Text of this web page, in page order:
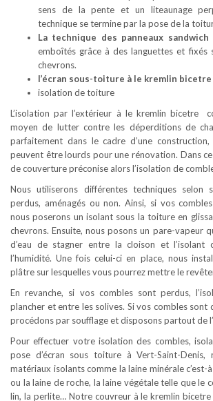
sens de la pente et un liteaunage
technique se termine par la pose de la
La technique des panneaux sandwich
emboîtés grâce à des languettes et fixés
chevrons.
l’écran sous-toiture à le kremlin bicetre
isolation de toiture
L’isolation par l’extérieur à le kremlin bicetre
moyen de lutter contre les déperditions de
parfaitement dans le cadre d’une
peuvent être lourds pour une rénovation. Dans
de couverture préconise alors l’isolation de
Nous utiliserons différentes techniques selon
perdus, aménagés ou non. Ainsi, si vos
nous poserons un isolant sous la toiture en
chevrons. Ensuite, nous posons un pare-vapeur
d’eau de stagner entre la cloison et l’isolant
l’humidité. Une fois celui-ci en place, nous
plâtre sur lesquelles vous pourrez mettre le
En revanche, si vos combles sont perdus,
plancher et entre les solives. Si vos combles sont
procédons par soufflage et disposons partout de
Pour effectuer votre isolation des combles,
pose d’écran sous toiture à Vert-Saint-Denis,
matériaux isolants comme la laine minérale c’est-
ou la laine de roche, la laine végétale telle que le
lin, la perlite… Notre couvreur à le kremlin bicetre